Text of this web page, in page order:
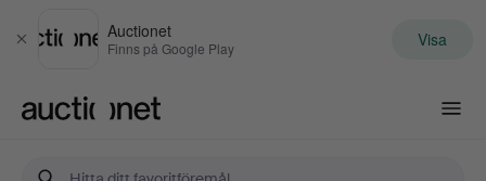
Stäng
Auctionet
Finns på Google Play Visa